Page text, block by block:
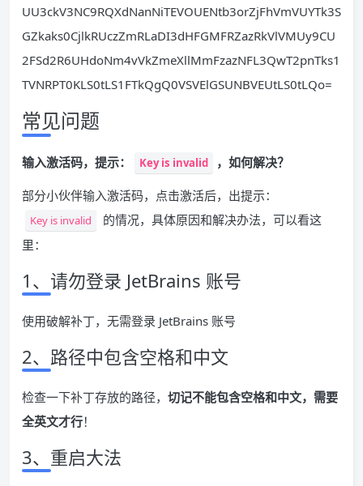
UU3ckV3NC9RQXdNanNiTEVOUENtb3orZjFhVmVUYTk3S
GZkaks0CjlkRUczZmRLaDI3dHFGMFRZazRkVlVMUy9CU
2FSd2R6UHdoNm4vVkZmeXllMmFzazNFL3QwT2pnTks1
TVNRPT0KLS0tLS1FTkQgQ0VSVElGSUNBVEUtLS0tLQo=
常见问题
输入激活码，提示： Key is invalid ，如何解决？
部分小伙伴输入激活码，点击激活后，出提示：
Key is invalid
的情况，具体原因和解决办法，可以看这
里：
1、请勿登录 JetBrains 账号
使用破解补丁，无需登录 JetBrains 账号
2、路径中包含空格和中文
检查一下补丁存放的路径， 切记不能包含空格和中文，需要
全英文才行！
3、重启大法